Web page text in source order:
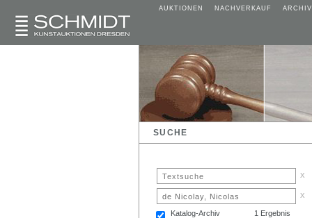
AUKTIONEN NACHVERKAUF ARCHIV
SUCHE
x
x
Katalog-Archiv 1 Ergebnis